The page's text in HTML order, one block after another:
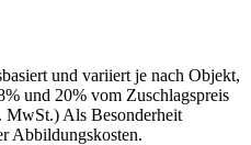
und variiert je nach Objekt,
und 20% vom Zuschlagspreis
Als Besonderheit
Abbildungskosten.